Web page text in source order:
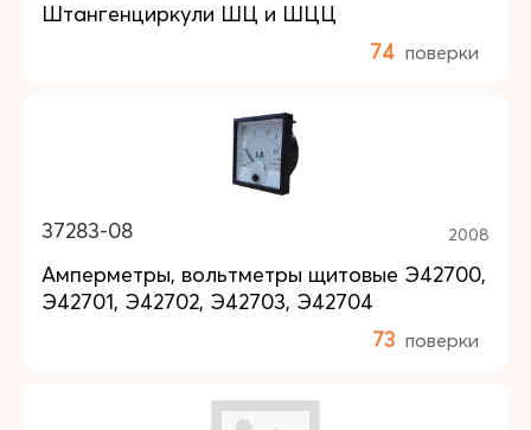
Штангенциркули ШЦ и ШЦЦ
74 поверки
37283-08 2008
Амперметры, вольтметры щитовые Э42700,
Э42701, Э42702, Э42703, Э42704
73 поверки